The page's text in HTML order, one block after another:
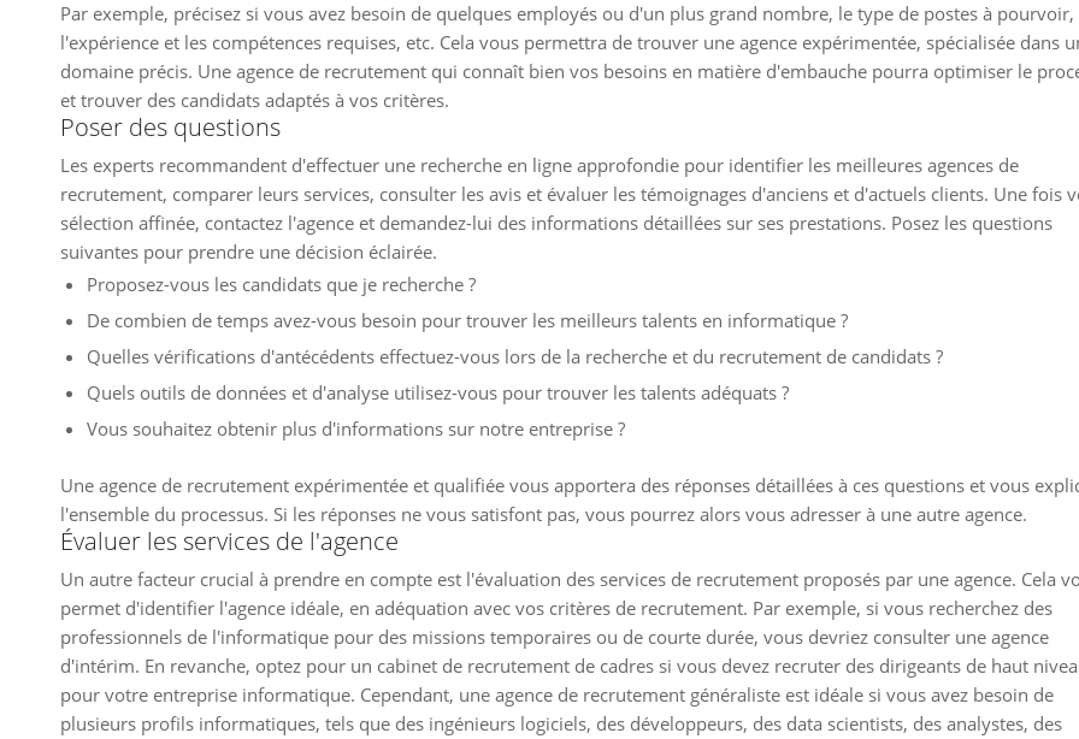
Par exemple, précisez si vous avez besoin de quelques employés ou d'un plus grand nombre, le type de postes à pourvoir,
l'expérience et les compétences requises, etc. Cela vous permettra de trouver une agence expérimentée, spécialisée dans
domaine précis. Une agence de recrutement qui connaît bien vos besoins en matière d'embauche pourra optimiser le
et trouver des candidats adaptés à vos critères.
Poser des questions
Les experts recommandent d'effectuer une recherche en ligne approfondie pour identifier les meilleures agences de
recrutement, comparer leurs services, consulter les avis et évaluer les témoignages d'anciens et d'actuels clients. Une fois
sélection affinée, contactez l'agence et demandez-lui des informations détaillées sur ses prestations. Posez les questions
suivantes pour prendre une décision éclairée.
Proposez-vous les candidats que je recherche ?
De combien de temps avez-vous besoin pour trouver les meilleurs talents en informatique ?
Quelles vérifications d'antécédents effectuez-vous lors de la recherche et du recrutement de candidats ?
Quels outils de données et d'analyse utilisez-vous pour trouver les talents adéquats ?
Vous souhaitez obtenir plus d'informations sur notre entreprise ?
Une agence de recrutement expérimentée et qualifiée vous apportera des réponses détaillées à ces questions et vous
l'ensemble du processus. Si les réponses ne vous satisfont pas, vous pourrez alors vous adresser à une autre agence.
Évaluer les services de l'agence
Un autre facteur crucial à prendre en compte est l'évaluation des services de recrutement proposés par une agence. Cela
permet d'identifier l'agence idéale, en adéquation avec vos critères de recrutement. Par exemple, si vous recherchez des
professionnels de l'informatique pour des missions temporaires ou de courte durée, vous devriez consulter une agence
d'intérim. En revanche, optez pour un cabinet de recrutement de cadres si vous devez recruter des dirigeants de haut
pour votre entreprise informatique. Cependant, une agence de recrutement généraliste est idéale si vous avez besoin de
plusieurs profils informatiques, tels que des ingénieurs logiciels, des développeurs, des data scientists, des analystes, des